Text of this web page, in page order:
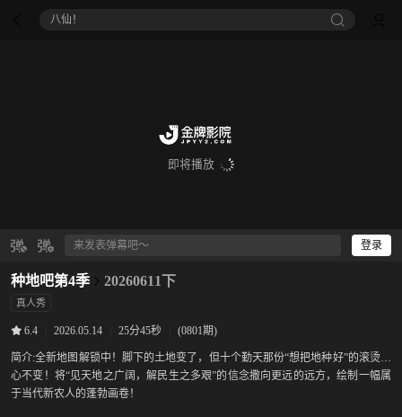
八仙！
即将播放
登录
种地吧第4季 20260611下
真人秀
6.4 2026.05.14 25分45秒 (0801期)
简介:全新地图解锁中！脚下的土地变了，但十个勤天那份“想把地种好”的滚烫初
心不变！将“见天地之广阔，解民生之多艰”的信念撒向更远的远方，绘制一幅属
于当代新农人的蓬勃画卷！